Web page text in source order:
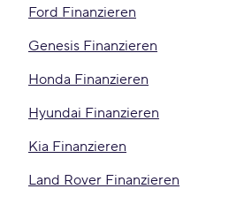
Ford Finanzieren
Genesis Finanzieren
Honda Finanzieren
Hyundai Finanzieren
Kia Finanzieren
Land Rover Finanzieren